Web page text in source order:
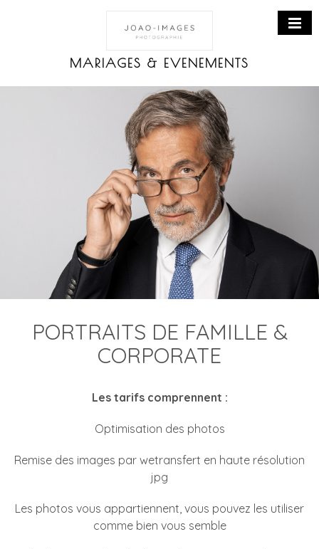
MARIAGES & EVENEMENTS
PORTRAITS DE FAMILLE &
CORPORATE
Les tarifs comprennent :
Optimisation des photos
Remise des images par wetransfert en haute résolution
jpg
Les photos vous appartiennent, vous pouvez les utiliser
comme bien vous semble